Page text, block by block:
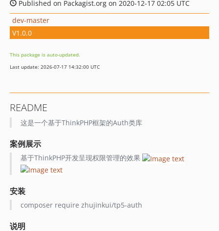
Published on Packagist.org on 2020-12-17 02:05 UTC
dev-master
V1.0.0
This package is auto-updated.
Last update: 2026-07-17 14:32:00 UTC
README
这是一个基于ThinkPHP框架的Auth类库
案例展示
基于ThinkPHP开发呈现权限管理的效果
安装
composer require zhujinkui/tp5-auth
说明